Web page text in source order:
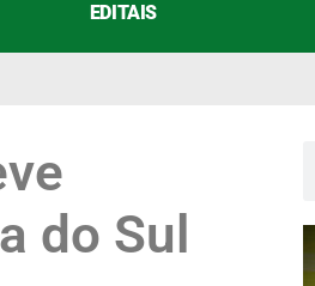
EDITAIS
do Sul